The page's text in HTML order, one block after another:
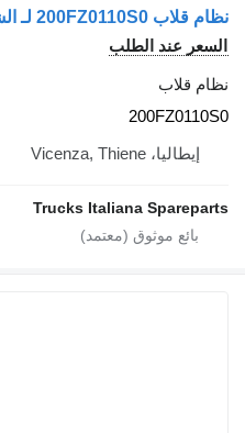
السعر عند الطلب
نظام قلاب
200FZ0110S0
إيطاليا، Vicenza, Thiene
Trucks Italiana Spareparts